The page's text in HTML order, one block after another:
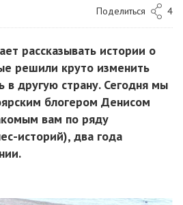
Поделиться 4
рассказывать истории о
решили круто изменить
в другую страну. Сегодня мы
блогером Денисом
вам по ряду
историй), два года